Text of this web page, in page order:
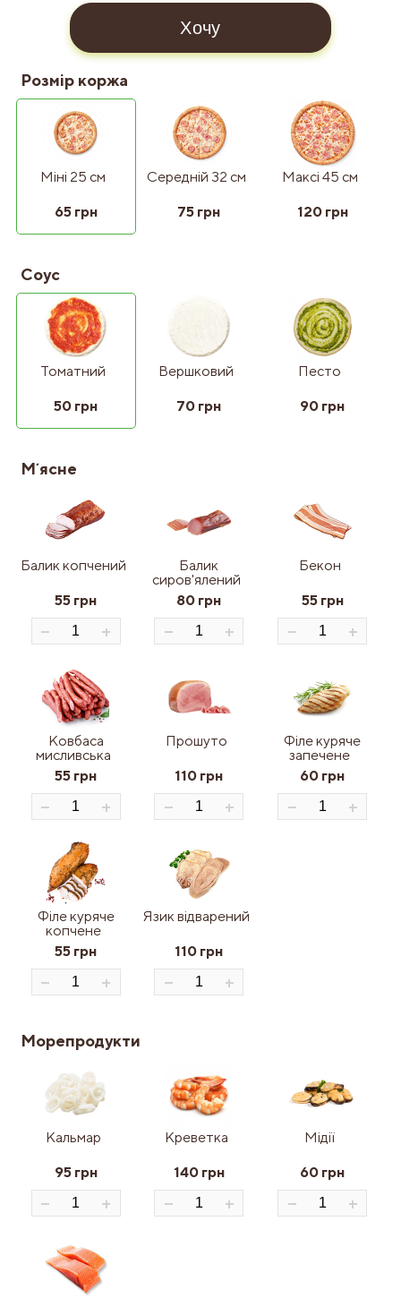
Хочу
Розмір коржа
Міні 25 см
65 грн
Середній 32 см
75 грн
Максі 45 см
120 грн
Соус
Томатний
50 грн
Вершковий
70 грн
Песто
90 грн
Мʼясне
Балик копчений
55 грн
Балик
сиров'ялений
80 грн
Бекон
55 грн
Ковбаса
мисливська
55 грн
Прошуто
110 грн
Філе куряче
запечене
60 грн
Філе куряче
копчене
55 грн
Язик відварений
110 грн
Морепродукти
Кальмар
95 грн
Креветка
140 грн
Мідії
60 грн